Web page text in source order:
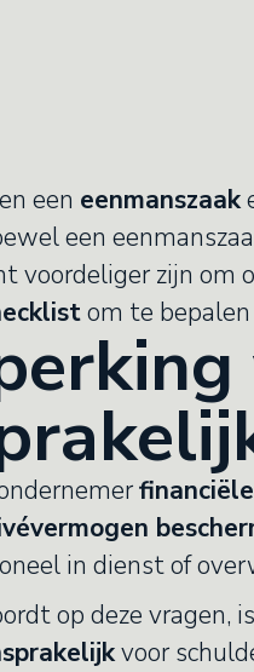
een eenmanszaak
een
voordeliger zijn om
om te
financiële
in dienst of
op deze vragen,
voor